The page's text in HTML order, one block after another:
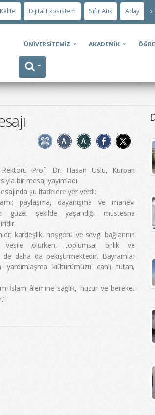
Kalite Dijital Ekosistem Sıfır Atık Aday
ÜNİVERSİTEMİZ AKADEMİK
Rektörü Prof. Dr. Hasan Uslu, Kurban
bir mesaj yayımladı.
şu ifadelere yer verdi:
paylaşma, dayanışma ve manevi
güzel şekilde yaşandığı müstesna
kardeşlik, hoşgörü ve sevgi bağlarının
vesile olurken, toplumsal birlik ve
de daha da pekiştirmektedir. Bayramlar
yardımlaşma kültürümüzü canlı tutan,
İslam âlemine sağlık, huzur ve bereket